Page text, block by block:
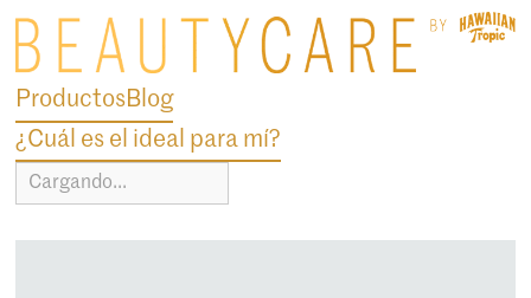
ProductosBlog
Cargando...
¿Cuál es el ideal para mí?